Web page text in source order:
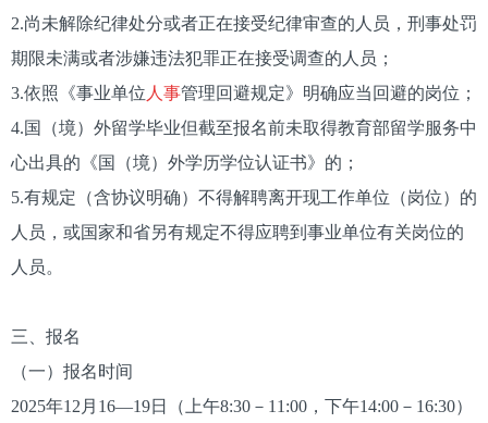
2.尚未解除纪律处分或者正在接受纪律审查的人员，刑事处罚
期限未满或者涉嫌违法犯罪正在接受调查的人员；
3.依照《事业单位 人事管理回避规定》明确应当回避的岗位；
4.国（境）外留学毕业但截至报名前未取得教育部留学服务中
心出具的《国（境）外学历学位认证书》的；
5.有规定（含协议明确）不得解聘离开现工作单位（岗位）的
人员，或国家和省另有规定不得应聘到事业单位有关岗位的
人员。
三、报名
（一）报名时间
2025年12月16—19日（上午8:30－11:00，下午14:00－16:30）